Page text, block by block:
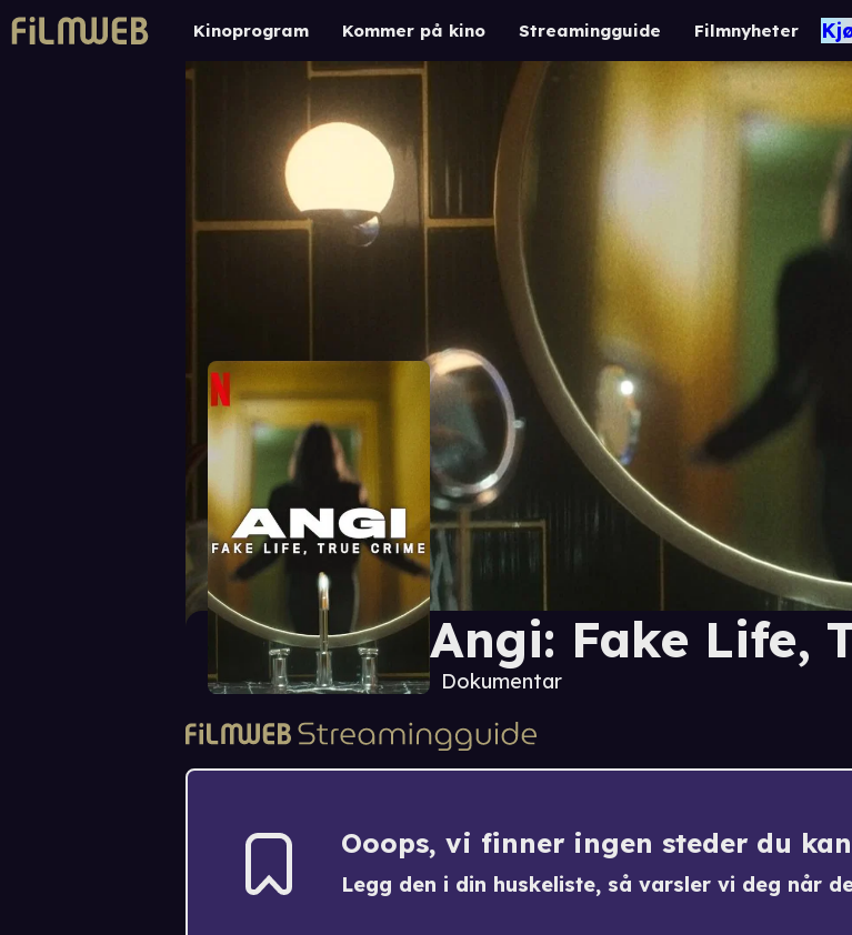
Kinoprogram Kommer på kino Streamingguide Filmnyheter
Angi: Fake Life,
Dokumentar
Ooops, vi finner ingen steder du
Legg den i din huskeliste, så varsler vi deg når